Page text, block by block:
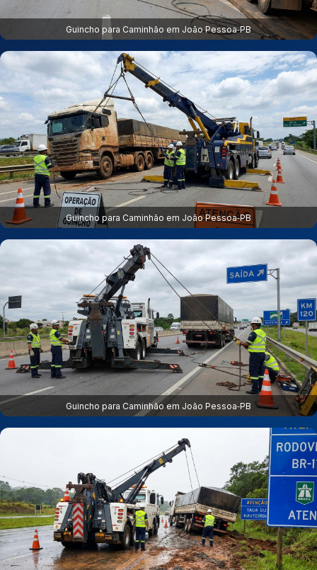
Guincho para Caminhão em João Pessoa‑PB
Guincho para Caminhão em João Pessoa‑PB
Guincho para Caminhão em João Pessoa‑PB